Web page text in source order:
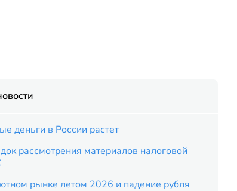
деньги в России растет
рассмотрения материалов налоговой
рынке летом 2026 и падение рубля